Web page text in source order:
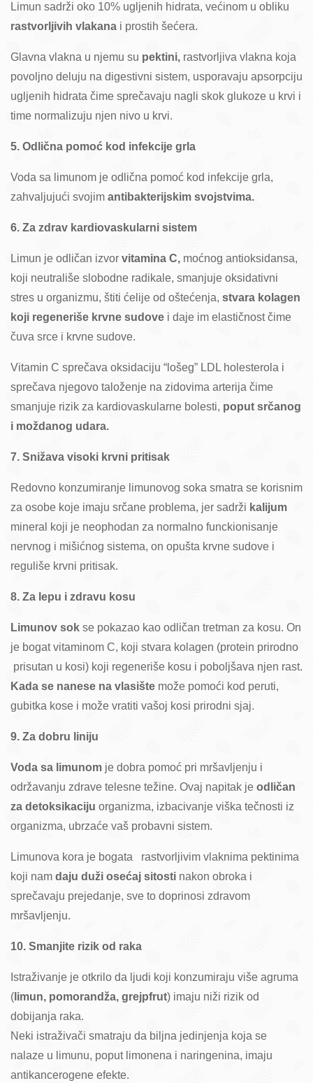
Limun sadrži oko 10% ugljenih hidrata, većinom u obliku
rastvorljivih vlakana i prostih šećera.
Glavna vlakna u njemu su pektini, rastvorljiva vlakna koja
povoljno deluju na digestivni sistem, usporavaju apsorpciju
ugljenih hidrata čime sprečavaju nagli skok glukoze u krvi i
time normalizuju njen nivo u krvi.
5. Odlična pomoć kod infekcije grla
Voda sa limunom je odlična pomoć kod infekcije grla,
zahvaljujući svojim antibakterijskim svojstvima.
6. Za zdrav kardiovaskularni sistem
Limun je odličan izvor vitamina C, moćnog antioksidansa,
koji neutrališe slobodne radikale, smanjuje oksidativni
stres u organizmu, štiti ćelije od oštećenja, stvara kolagen
koji regeneriše krvne sudove i daje im elastičnost čime
čuva srce i krvne sudove.
Vitamin C sprečava oksidaciju “lošeg” LDL holesterola i
sprečava njegovo taloženje na zidovima arterija čime
smanjuje rizik za kardiovaskularne bolesti, poput srčanog
i moždanog udara.
7. Snižava visoki krvni pritisak
Redovno konzumiranje limunovog soka smatra se korisnim
za osobe koje imaju srčane problema, jer sadrži kalijum
mineral koji je neophodan za normalno funckionisanje
nervnog i mišićnog sistema, on opušta krvne sudove i
reguliše krvni pritisak.
8. Za lepu i zdravu kosu
Limunov sok se pokazao kao odličan tretman za kosu. On
je bogat vitaminom C, koji stvara kolagen (protein prirodno
prisutan u kosi) koji regeneriše kosu i poboljšava njen rast.
Kada se nanese na vlasište može pomoći kod peruti,
gubitka kose i može vratiti vašoj kosi prirodni sjaj.
9. Za dobru liniju
Voda sa limunom je dobra pomoć pri mršavljenju i
održavanju zdrave telesne težine. Ovaj napitak je odličan
za detoksikaciju organizma, izbacivanje viška tečnosti iz
organizma, ubrzaće vaš probavni sistem.
Limunova kora je bogata rastvorljivim vlaknima pektinima
koji nam daju duži osećaj sitosti nakon obroka i
sprečavaju prejedanje, sve to doprinosi zdravom
mršavljenju.
10. Smanjite rizik od raka
Istraživanje je otkrilo da ljudi koji konzumiraju više agruma
( limun, pomorandža, grejpfrut) imaju niži rizik od
dobijanja raka.
Neki istraživači smatraju da biljna jedinjenja koja se
nalaze u limunu, poput limonena i naringenina, imaju
antikancerogene efekte.